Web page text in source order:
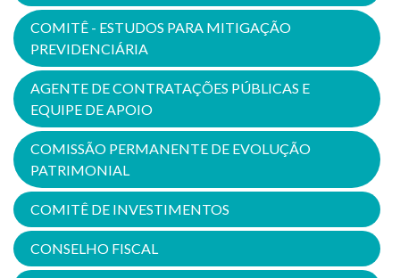
COMITÊ - ESTUDOS PARA MITIGAÇÃO
PREVIDENCIÁRIA
AGENTE DE CONTRATAÇÕES PÚBLICAS E
EQUIPE DE APOIO
COMISSÃO PERMANENTE DE EVOLUÇÃO
PATRIMONIAL
COMITÊ DE INVESTIMENTOS
CONSELHO FISCAL